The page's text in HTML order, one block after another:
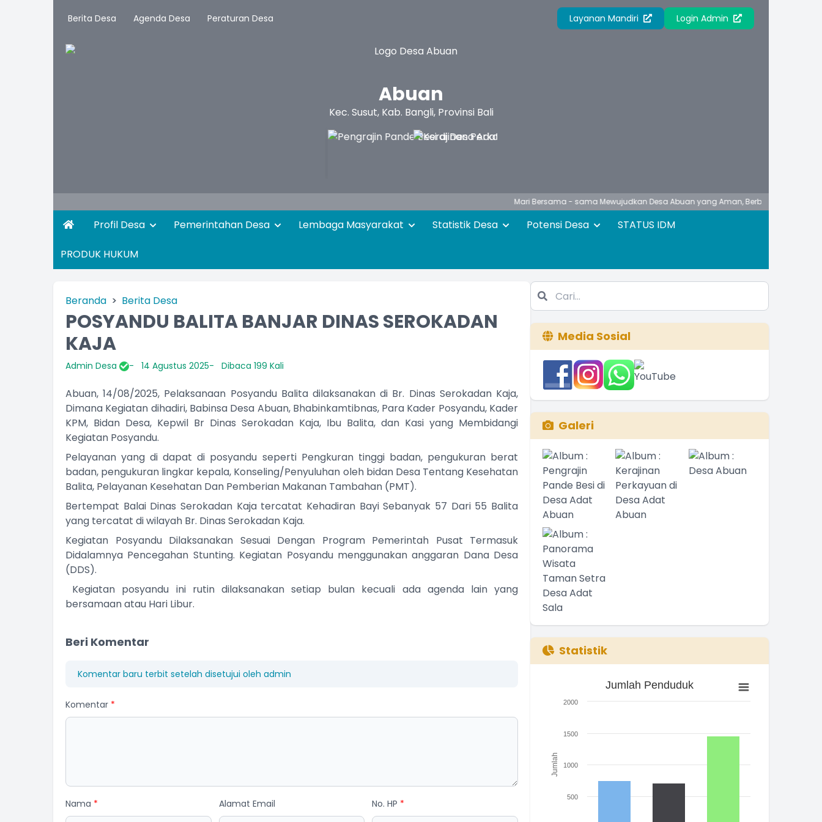
Berita Desa Agenda Desa Peraturan Desa Layanan Mandiri Login Admin
Abuan
Kec. Susut, Kab. Bangli, Provinsi Bali
Mari Bersama - sama Mewujudkan Desa Abuan yang Aman, Berbudaya, Unggul, Asri dan
Profil Desa Pemerintahan Desa Lembaga Masyarakat Statistik Desa Potensi Desa STATUS IDM
PRODUK HUKUM
Beranda Berita Desa
POSYANDU BALITA BANJAR DINAS SEROKADAN
KAJA
Admin Desa 14 Agustus 2025 Dibaca 199 Kali
Abuan, 14/08/2025, Pelaksanaan Posyandu Balita dilaksanakan di Br. Dinas Serokadan Kaja,
Dimana Kegiatan dihadiri, Babinsa Desa Abuan, Bhabinkamtibnas, Para Kader Posyandu, Kader
KPM, Bidan Desa, Kepwil Br Dinas Serokadan Kaja, Ibu Balita, dan Kasi yang Membidangi
Kegiatan Posyandu.
Pelayanan yang di dapat di posyandu seperti Pengkuran tinggi badan, pengukuran berat
badan, pengukuran lingkar kepala, Konseling/Penyuluhan oleh bidan Desa Tentang Kesehatan
Balita, Pelayanan Kesehatan Dan Pemberian Makanan Tambahan (PMT).
Bertempat Balai Dinas Serokadan Kaja tercatat Kehadiran Bayi Sebanyak 57 Dari 55 Balita
yang tercatat di wilayah Br. Dinas Serokadan Kaja.
Kegiatan Posyandu Dilaksanakan Sesuai Dengan Program Pemerintah Pusat Termasuk
Didalamnya Pencegahan Stunting. Kegiatan Posyandu menggunakan anggaran Dana Desa
(DDS).
Kegiatan posyandu ini rutin dilaksanakan setiap bulan kecuali ada agenda lain yang
bersamaan atau Hari Libur.
Beri Komentar
Komentar baru terbit setelah disetujui oleh admin
Komentar *
Nama * Alamat Email No. HP *
Media Sosial
Galeri
Statistik
Jumlah Penduduk
The chart has 1 X axis displaying categories.
Jumlah
Jumlah Penduduk
500
1000
1500
2000